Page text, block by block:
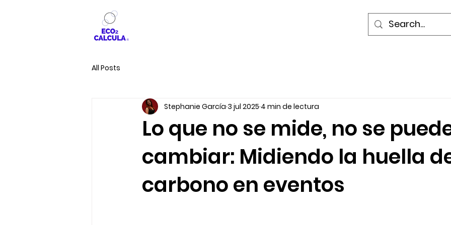
All Posts
Lo que no se mide, no se
cambiar: Midiendo la huella
carbono en eventos
Stephanie García 3 jul 2025 4 min de lectura